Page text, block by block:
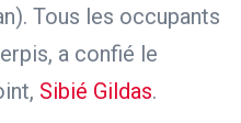
Tous les occupants
a confié le
Sibié Gildas.